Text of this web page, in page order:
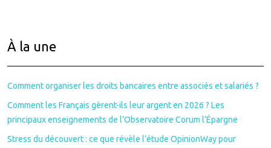
À la une
Comment organiser les droits bancaires entre associés et salariés ?
Comment les Français gèrent-ils leur argent en 2026 ? Les
principaux enseignements de l’Observatoire Corum l’Épargne
Stress du découvert : ce que révèle l’étude OpinionWay pour